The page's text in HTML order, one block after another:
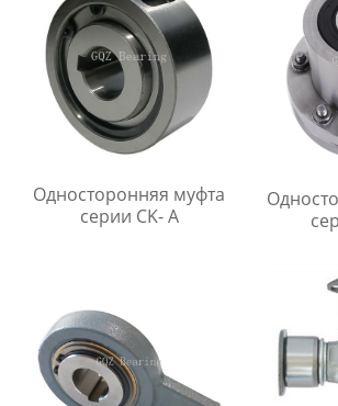
Односторонняя муфта
серии CK- A